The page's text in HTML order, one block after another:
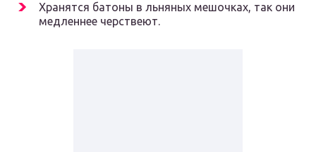
Хранятся батоны в льняных мешочках, так они
медленнее черствеют.